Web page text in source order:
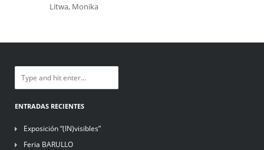
Litwa, Monika
ENTRADAS RECIENTES
Exposición “(IN)visibles”
Feria BARULLO